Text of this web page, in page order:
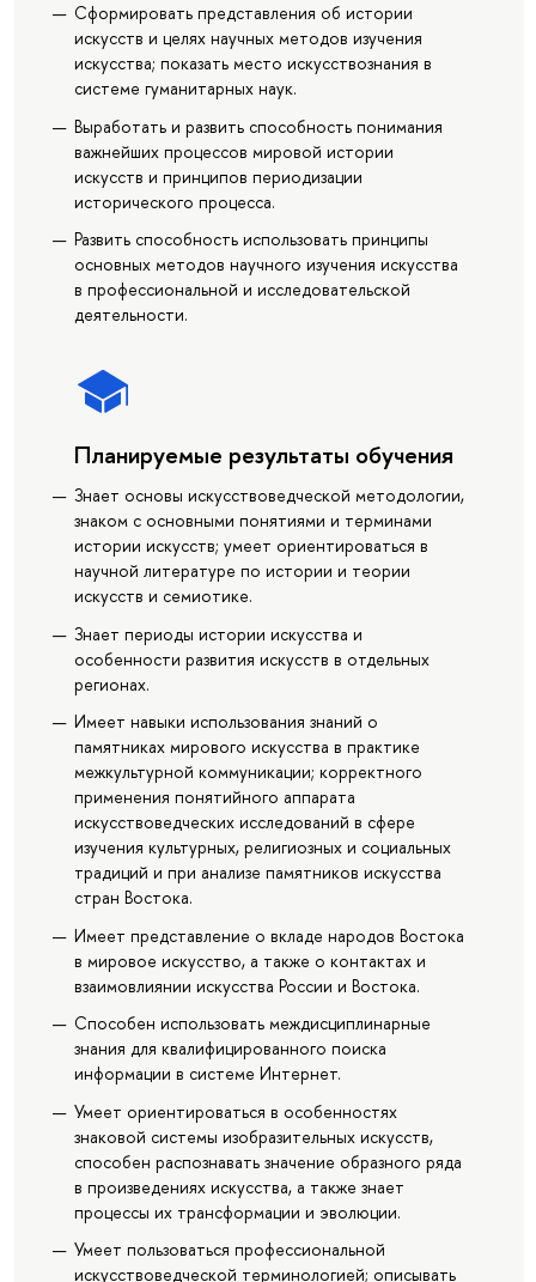
Сформировать представления об истории
искусств и целях научных методов изучения
искусства; показать место искусствознания в
системе гуманитарных наук.
Выработать и развить способность понимания
важнейших процессов мировой истории
искусств и принципов периодизации
исторического процесса.
Развить способность использовать принципы
основных методов научного изучения искусства
в профессиональной и исследовательской
деятельности.
Планируемые результаты обучения
Знает основы искусствоведческой методологии,
знаком с основными понятиями и терминами
истории искусств; умеет ориентироваться в
научной литературе по истории и теории
искусств и семиотике.
Знает периоды истории искусства и
особенности развития искусств в отдельных
регионах.
Имеет навыки использования знаний о
памятниках мирового искусства в практике
межкультурной коммуникации; корректного
применения понятийного аппарата
искусствоведческих исследований в сфере
изучения культурных, религиозных и социальных
традиций и при анализе памятников искусства
стран Востока.
Имеет представление о вкладе народов Востока
в мировое искусство, а также о контактах и
взаимовлиянии искусства России и Востока.
Способен использовать междисциплинарные
знания для квалифицированного поиска
информации в системе Интернет.
Умеет ориентироваться в особенностях
знаковой системы изобразительных искусств,
способен распознавать значение образного ряда
в произведениях искусства, а также знает
процессы их трансформации и эволюции.
Умеет пользоваться профессиональной
искусствоведческой терминологией; описывать